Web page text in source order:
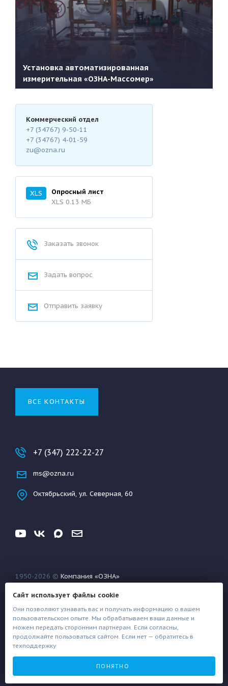
Установка автоматизированная
измерительная «ОЗНА-Массомер»
Подробнее
Коммерческий отдел
+7 (34767) 9-50-11
+7 (34767) 4-01-59
zu@ozna.ru
XLS
Опросный лист
XLS 0.13 MБ
Заказать звонок
Задать вопрос
Отправить заявку
ВСЕ КОНТАКТЫ
+7 (347) 222-22-27
ms@ozna.ru
Октябрьский, ул. Северная, 60
1950-2026 © Компания «ОЗНА»
Конфиденциальность
Условия использования
Создание сайта
Сайт использует файлы cookie
Они позволяют узнавать вас и получать информацию о вашем
пользовательском опыте. Мы обрабатываем ваши данные и
можем передать сторонним партнерам. Если согласны,
продолжайте пользоваться сайтом. Если нет — обратитесь в
техподдержку
ПОНЯТНО